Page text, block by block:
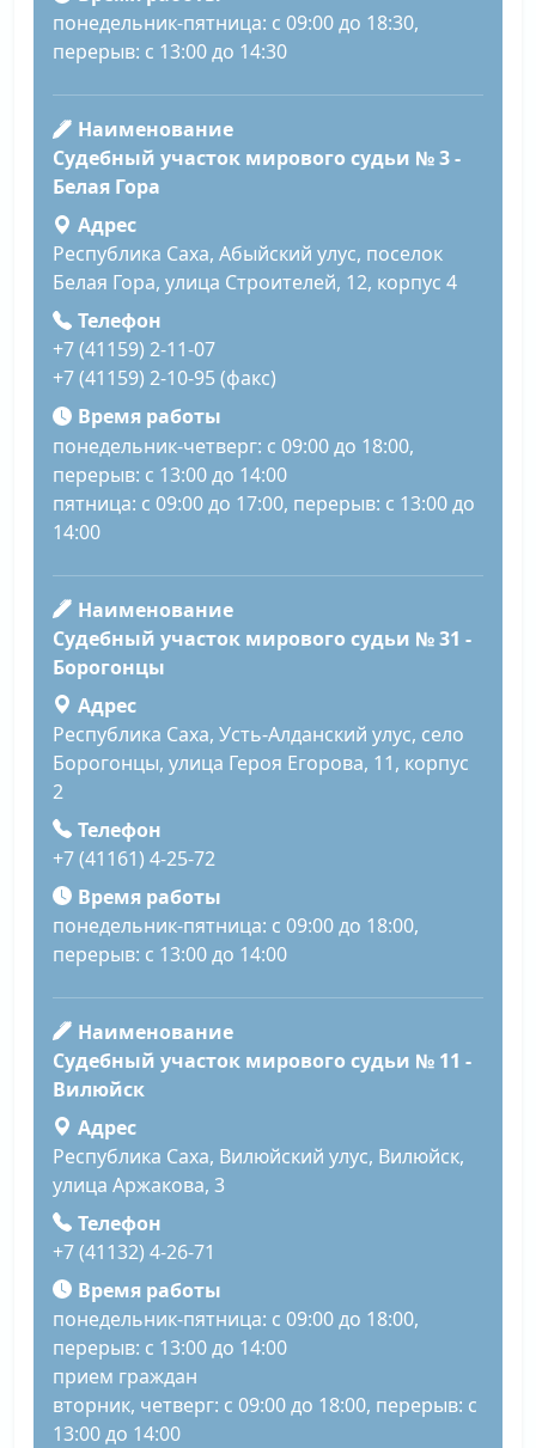
понедельник-пятница: с 09:00 до 18:30,
перерыв: с 13:00 до 14:30
Наименование
Судебный участок мирового судьи № 3 -
Белая Гора
Адрес
Республика Саха, Абыйский улус, поселок
Белая Гора, улица Строителей, 12, корпус 4
Телефон
+7 (41159) 2-11-07
+7 (41159) 2-10-95 (факс)
Время работы
понедельник-четверг: с 09:00 до 18:00,
перерыв: с 13:00 до 14:00
пятница: с 09:00 до 17:00, перерыв: с 13:00 до
14:00
Наименование
Судебный участок мирового судьи № 31 -
Борогонцы
Адрес
Республика Саха, Усть-Алданский улус, село
Борогонцы, улица Героя Егорова, 11, корпус
2
Телефон
+7 (41161) 4-25-72
Время работы
понедельник-пятница: с 09:00 до 18:00,
перерыв: с 13:00 до 14:00
Наименование
Судебный участок мирового судьи № 11 -
Вилюйск
Адрес
Республика Саха, Вилюйский улус, Вилюйск,
улица Аржакова, 3
Телефон
+7 (41132) 4-26-71
Время работы
понедельник-пятница: с 09:00 до 18:00,
перерыв: с 13:00 до 14:00
прием граждан
вторник, четверг: с 09:00 до 18:00, перерыв: с
13:00 до 14:00